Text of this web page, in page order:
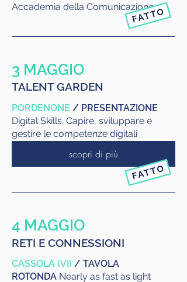
Accademia della Comunicazione
3 MAGGIO
TALENT GARDEN
PORDENONE / PRESENTAZIONE
Digital Skills. Capire, sviluppare e
gestire le competenze digitali
scopri di più
4 MAGGIO
RETI E CONNESSIONI
CASSOLA (VI) / TAVOLA
ROTONDA Nearly as fast as light